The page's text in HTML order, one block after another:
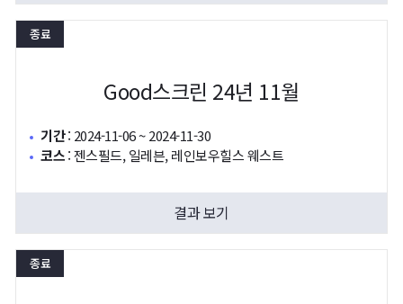
종료
Good스크린 24년 11월
기간: 2024-11-06 ~ 2024-11-30
코스:젠스필드, 일레븐, 레인보우힐스 웨스트
결과 보기
종료